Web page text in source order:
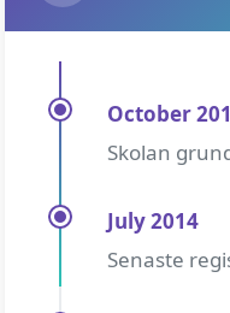
October
Skolan
July 2014
Senaste